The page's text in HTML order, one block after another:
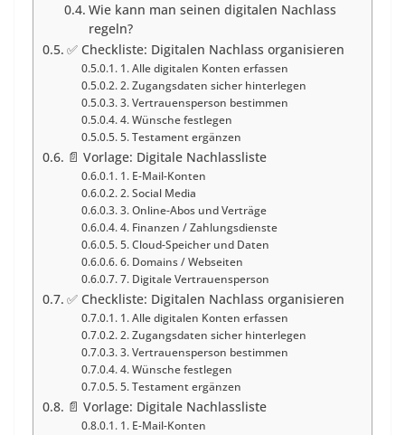
Wie kann man seinen digitalen Nachlass
regeln?
✅ Checkliste: Digitalen Nachlass organisieren
1. Alle digitalen Konten erfassen
2. Zugangsdaten sicher hinterlegen
3. Vertrauensperson bestimmen
4. Wünsche festlegen
5. Testament ergänzen
📄 Vorlage: Digitale Nachlassliste
1. E-Mail-Konten
2. Social Media
3. Online-Abos und Verträge
4. Finanzen / Zahlungsdienste
5. Cloud-Speicher und Daten
6. Domains / Webseiten
7. Digitale Vertrauensperson
✅ Checkliste: Digitalen Nachlass organisieren
1. Alle digitalen Konten erfassen
2. Zugangsdaten sicher hinterlegen
3. Vertrauensperson bestimmen
4. Wünsche festlegen
5. Testament ergänzen
📄 Vorlage: Digitale Nachlassliste
1. E-Mail-Konten